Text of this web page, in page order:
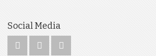
Social Media